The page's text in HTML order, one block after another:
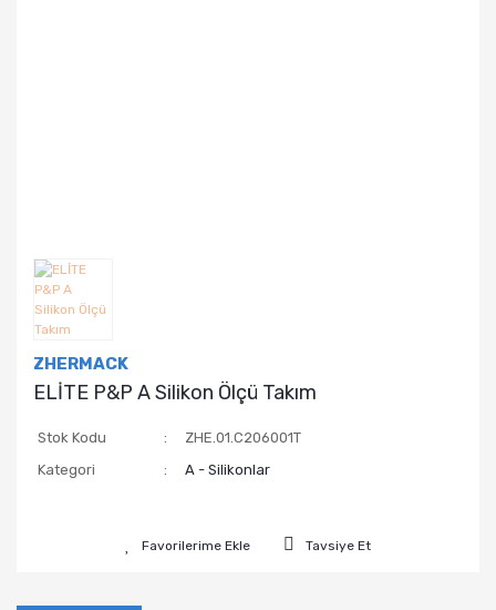
ZHERMACK
ELİTE P&P A Silikon Ölçü Takım
Stok Kodu
ZHE.01.C206001T
Kategori
A - Silikonlar
Tavsiye Et